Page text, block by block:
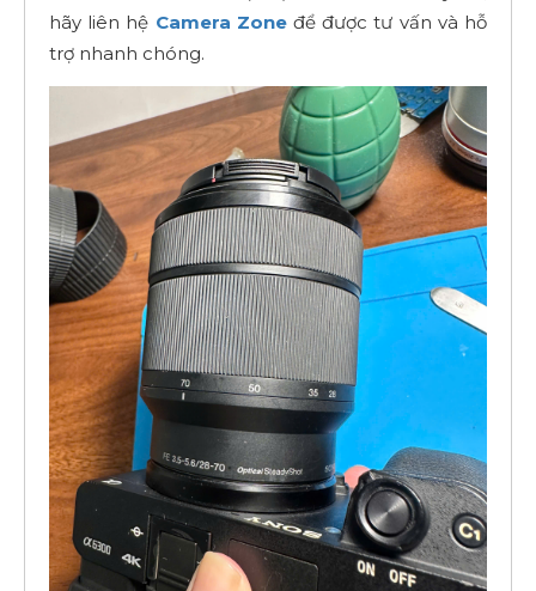
hãy liên hệ Camera Zoneđể được tư vấn và hỗ
trợ nhanh chóng.